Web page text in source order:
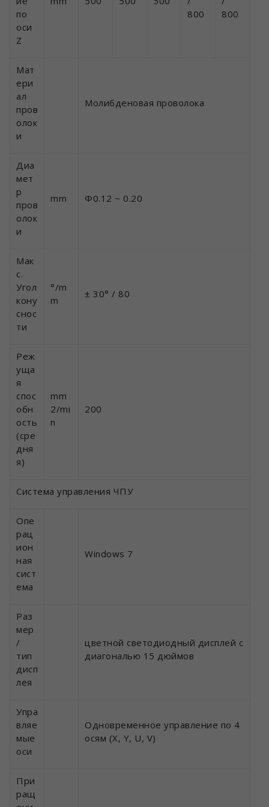
по
оси
Z
800
800
Мат
ери
ал
пров
олок
и
Молибденовая проволока
Диа
мет
р
пров
олок
и
mm Φ0.12 ~ 0.20
Мак
с.
Угол
кону
снос
ти
°/m
m
± 30° / 80
Реж
уща
я
спос
обн
ость
(сре
дня
я)
mm
2/mi
n
200
Система управления ЧПУ
Опе
рац
ион
ная
сист
ема
Windows 7
Раз
мер
/
тип
дисп
лея
цветной светодиодный дисплей с
диагональю 15 дюймов
Упра
вляе
мые
оси
Одновременное управление по 4
осям (X, Y, U, V)
При
ращ